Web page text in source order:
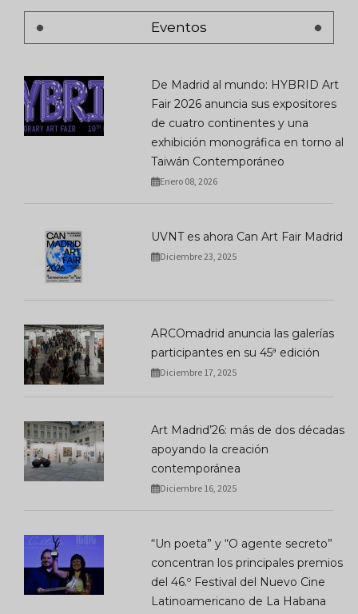
Eventos
De Madrid al mundo: HYBRID Art
Fair 2026 anuncia sus expositores
de cuatro continentes y una
exhibición monográfica en torno al
Taiwán Contemporáneo
Enero 08, 2026
UVNT es ahora Can Art Fair Madrid
Diciembre 23, 2025
ARCOmadrid anuncia las galerías
participantes en su 45ª edición
Diciembre 17, 2025
Art Madrid’26: más de dos décadas
apoyando la creación
contemporánea
Diciembre 16, 2025
“Un poeta” y “O agente secreto”
concentran los principales premios
del 46.º Festival del Nuevo Cine
Latinoamericano de La Habana